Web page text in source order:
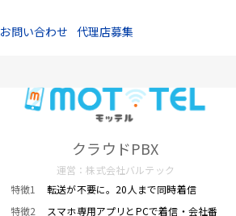
お問い合わせ 代理店募集
クラウドPBX
運営：株式会社バルテック
特徴1
転送が不要に。20人まで同時着信
特徴2
スマホ専用アプリとPCで着信・会社番